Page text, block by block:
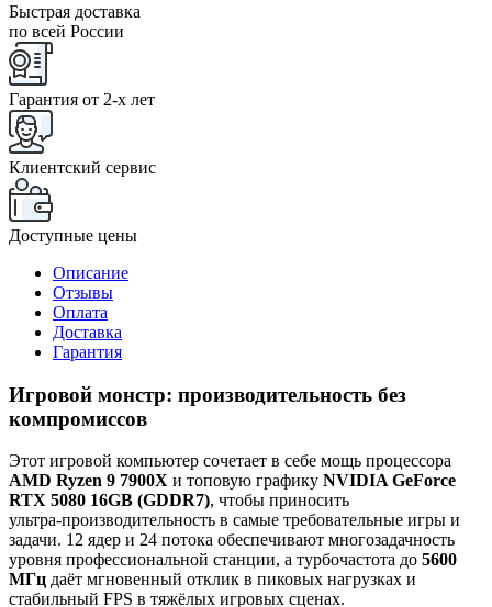
Быстрая доставка
по всей России
Гарантия от 2-x лет
Клиентский сервис
Доступные цены
Описание
Отзывы
Оплата
Доставка
Гарантия
Игровой монстр: производительность без
компромиссов
Этот игровой компьютер сочетает в себе мощь процессора
AMD Ryzen 9 7900X и топовую графику NVIDIA GeForce
RTX 5080 16GB (GDDR7), чтобы приносить
ультра‑производительность в самые требовательные игры и
задачи. 12 ядер и 24 потока обеспечивают многозадачность
уровня профессиональной станции, а турбочастота до 5600
МГц даёт мгновенный отклик в пиковых нагрузках и
стабильный FPS в тяжёлых игровых сценах.